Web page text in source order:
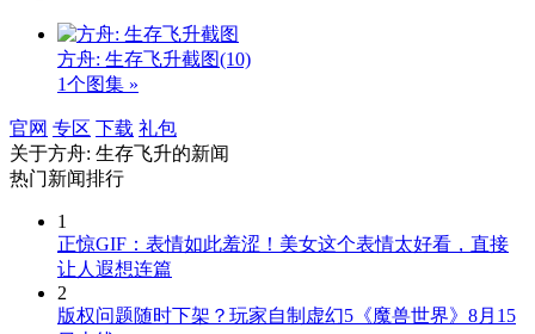
方舟: 生存飞升截图(10)
1个图集 »
官网 专区 下载 礼包
关于方舟: 生存飞升的新闻
热门新闻排行
1
正惊GIF：表情如此羞涩！美女这个表情太好看，直接
让人遐想连篇
2
版权问题随时下架？玩家自制虚幻5《魔兽世界》8月15